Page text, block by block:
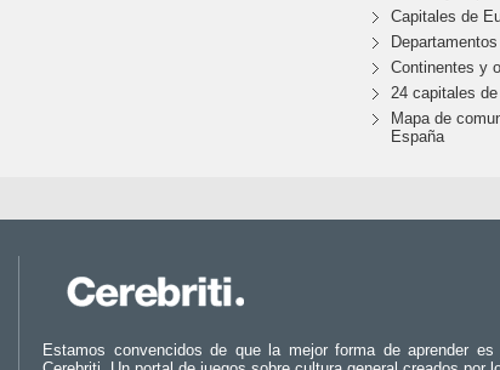
Capitales de
Continentes y
24 capitales
Mapa de
España
Estamos convencidos de que la mejor forma de aprender